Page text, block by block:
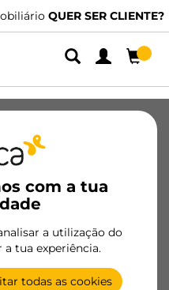
QUER SER CLIENTE?
com a tua
a utilização do
a tua experiência.
todas as cookies
ocultas para
fecho suave
240mm, Aço,
cliente